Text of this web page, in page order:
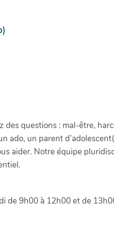
questions : mal-être,
ado, un parent
aider. Notre équipe
de 9h00 à 12h00 et de